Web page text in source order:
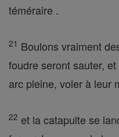
téméraire .
21 Boulons vraiment
foudre seront sauter,
arc pleine, voler à leur
22 et la catapulte se